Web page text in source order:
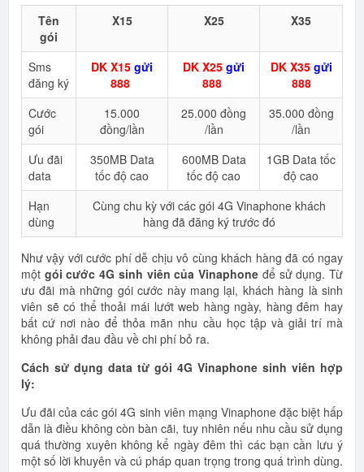
Tên
gói
X15 X25 X35
Sms
đăng ký
DK X15 gửi
888
DK X25 gửi
888
DK X35 gửi
888
Cước
gói
15.000
đồng/lần
25.000 đồng
/lần
35.000 đồng
/lần
Ưu đãi
data
350MB Data
tốc độ cao
600MB Data
tốc độ cao
1GB Data tốc
độ cao
Hạn
dùng
Cùng chu kỳ với các gói 4G Vinaphone khách
hàng đã đăng ký trước đó
Như vậy với cước phí dễ chịu vô cùng khách hàng đã có ngay
một gói cước 4G sinh viên của Vinaphone để sử dụng. Từ
ưu đãi mà những gói cước này mang lại, khách hàng là sinh
viên sẽ có thể thoải mái lướt web hàng ngày, hàng đêm hay
bất cứ nơi nào để thỏa mãn nhu cầu học tập và giải trí mà
không phải đau đầu về chi phí bỏ ra.
Cách sử dụng data từ gói 4G Vinaphone sinh viên hợp
lý:
Ưu đãi của các gói 4G sinh viên mạng Vinaphone đặc biệt hấp
dẫn là điều không còn bàn cãi, tuy nhiên nếu nhu cầu sử dụng
quá thường xuyên không kể ngày đêm thì các bạn cần lưu ý
một số lời khuyên và cú pháp quan trọng trong quá trình dùng.